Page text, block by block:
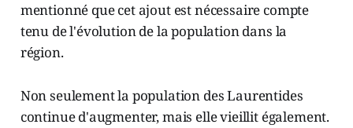
mentionné que cet ajout est nécessaire compte
tenu de l'évolution de la population dans la
région.
Non seulement la population des Laurentides
continue d'augmenter, mais elle vieillit également.